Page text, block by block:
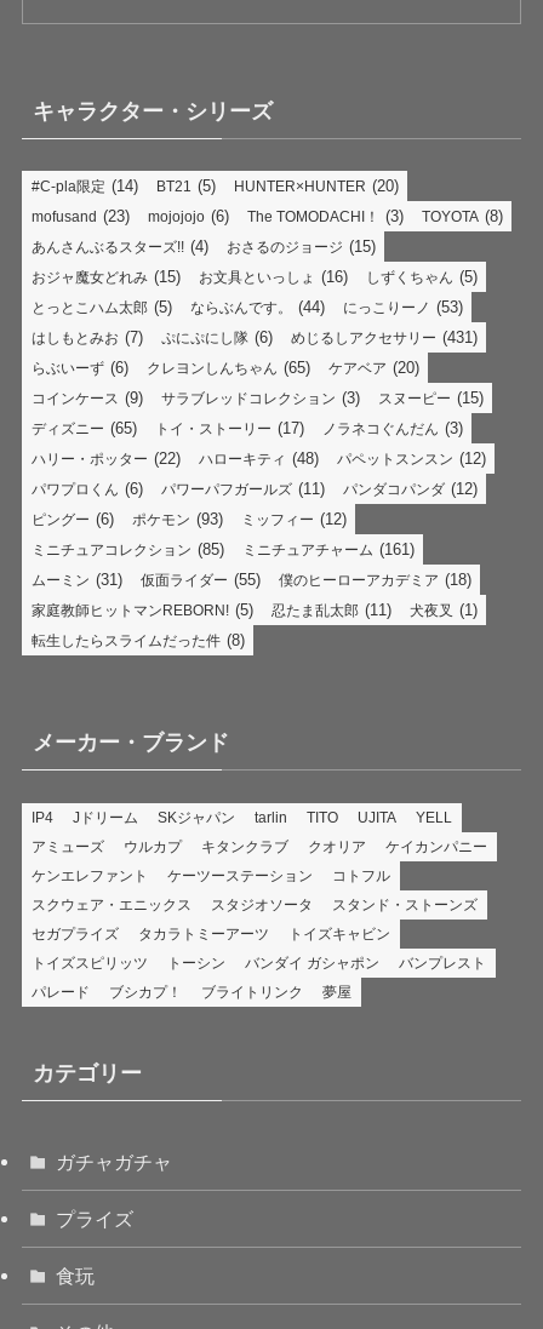
キャラクター・シリーズ
#C-pla限定 (14) BT21 (5) HUNTER×HUNTER (20)
mofusand (23) mojojojo (6) The TOMODACHI！ (3) TOYOTA (8)
あんさんぶるスターズ!! (4) おさるのジョージ (15)
おジャ魔女どれみ (15) お文具といっしょ (16) しずくちゃん (5)
とっとこハム太郎 (5) ならぶんです。 (44) にっこりーノ (53)
はしもとみお (7) ぷにぷにし隊 (6) めじるしアクセサリー (431)
らぶいーず (6) クレヨンしんちゃん (65) ケアベア (20)
コインケース (9) サラブレッドコレクション (3) スヌーピー (15)
ディズニー (65) トイ・ストーリー (17) ノラネコぐんだん (3)
ハリー・ポッター (22) ハローキティ (48) パペットスンスン (12)
パワプロくん (6) パワーパフガールズ (11) パンダコパンダ (12)
ピングー (6) ポケモン (93) ミッフィー (12)
ミニチュアコレクション (85) ミニチュアチャーム (161)
ムーミン (31) 仮面ライダー (55) 僕のヒーローアカデミア (18)
家庭教師ヒットマンREBORN! (5) 忍たま乱太郎 (11) 犬夜叉 (1)
転生したらスライムだった件 (8)
メーカー・ブランド
IP4 Jドリーム SKジャパン tarlin TITO UJITA
YELL
アミューズ
ウルカプ キタンクラブ クオリア
ケイカンパニー
ケンエレファント
ケーツーステーション
コトフル
スクウェア・エニックス
スタジオソータ
スタンド・ストーンズ
セガプライズ
タカラトミーアーツ
トイズキャビン
トイズスピリッツ
トーシン バンダイ ガシャポン
バンプレスト
パレード
ブシカプ！ ブライトリンク 夢屋
カテゴリー
ガチャガチャ
プライズ
食玩